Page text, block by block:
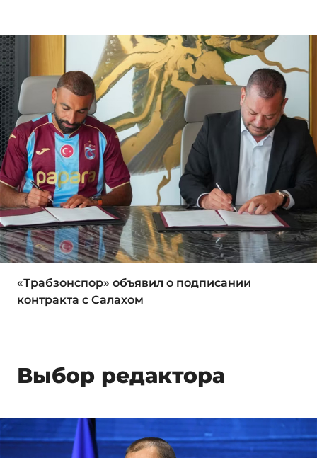
«Трабзонспор» объявил о подписании
контракта с Салахом
Выбор редактора